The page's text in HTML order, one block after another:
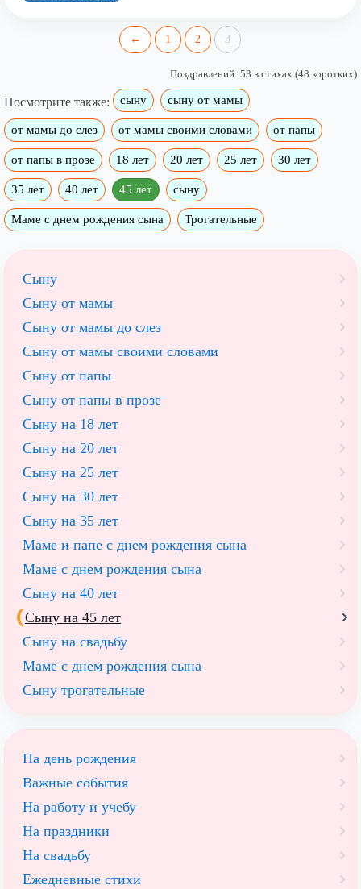
← 1 2 3
Поздравлений: 53 в стихах (48 коротких)
Посмотрите также: сыну сыну от мамы
от мамы до слез от мамы своими словами от папы
от папы в прозе 18 лет 20 лет 25 лет 30 лет
35 лет 40 лет 45 лет сыну
Маме с днем рождения сына Трогательные
Сыну
Сыну от мамы
Сыну от мамы до слез
Сыну от мамы своими словами
Сыну от папы
Сыну от папы в прозе
Сыну на 18 лет
Сыну на 20 лет
Cыну на 25 лет
Сыну на 30 лет
Сыну на 35 лет
Маме и папе с днем рождения сына
Маме с днем рождения сына
Сыну на 40 лет
Сыну на 45 лет
Сыну на свадьбу
Маме с днем рождения сына
Сыну трогательные
На день рождения
Важные события
На работу и учебу
На праздники
На свадьбу
Ежедневные стихи